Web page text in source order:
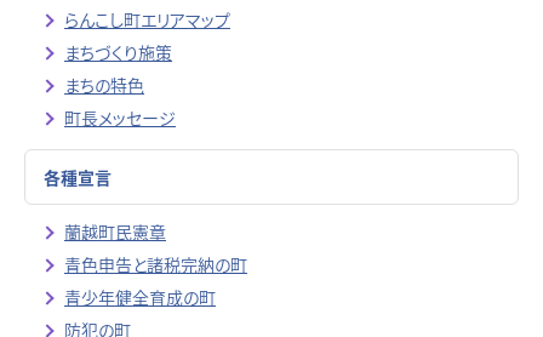
らんこし町エリアマップ
まちづくり施策
まちの特色
町長メッセージ
各種宣言
蘭越町民憲章
青色申告と諸税完納の町
青少年健全育成の町
防犯の町